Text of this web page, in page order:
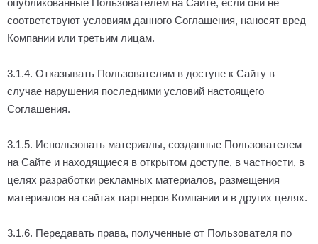
опубликованные Пользователем на Сайте, если они не
соответствуют условиям данного Соглашения, наносят вред
Компании или третьим лицам.
3.1.4. Отказывать Пользователям в доступе к Сайту в
случае нарушения последними условий настоящего
Соглашения.
3.1.5. Использовать материалы, созданные Пользователем
на Сайте и находящиеся в открытом доступе, в частности, в
целях разработки рекламных материалов, размещения
материалов на сайтах партнеров Компании и в других целях.
3.1.6. Передавать права, полученные от Пользователя по